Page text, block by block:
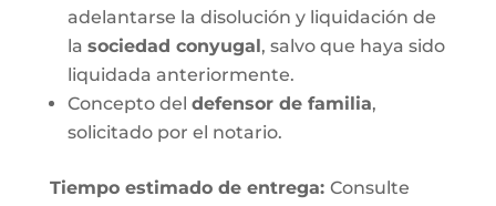
adelantarse la disolución y liquidación de
la sociedad conyugal, salvo que haya sido
liquidada anteriormente.
Concepto del defensor de familia,
solicitado por el notario.
Tiempo estimado de entrega: Consulte